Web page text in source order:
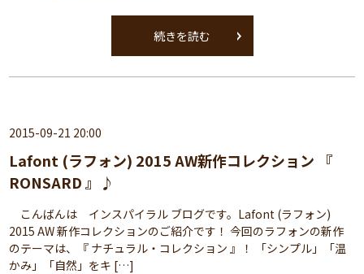
続きを読む
2015-09-21 20:00
Lafont (ラフォン) 2015 AW新作コレクション 『
RONSARD 』♪
こんばんは インスパイラル ブログです。Lafont (ラフォン)
2015 AW 新作コレクションのご紹介です！ 今回のラフォンの新作
のテーマは、『 ナチュラル・コレクション 』！ 「シンプル」「温
かみ」「自然」をキ […]